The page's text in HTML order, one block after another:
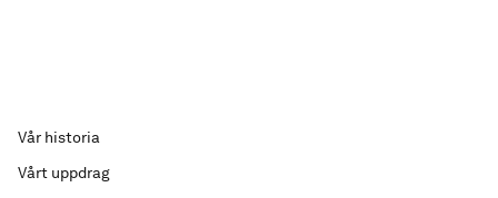
Vår historia
Vårt uppdrag